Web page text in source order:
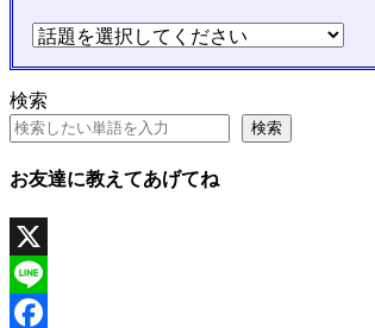
検索
検索
お友達に教えてあげてね
X
Line